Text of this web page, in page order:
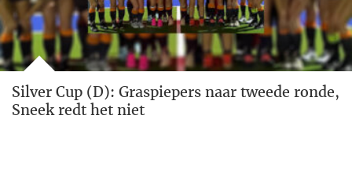
Silver Cup (D): Graspiepers naar tweede ronde,
Sneek redt het niet